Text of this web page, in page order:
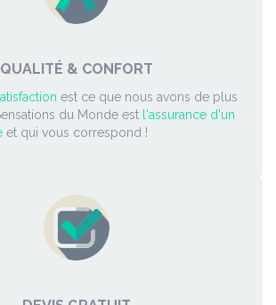
QUALITÉ & CONFORT
est ce que nous avons de plus
du Monde est l'assurance d'un
et qui vous correspond !